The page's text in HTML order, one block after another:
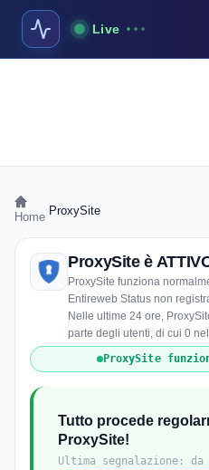
Live
Home ProxySite
ProxySite è
ProxySite funziona
Entireweb Status non
Nelle ultime 24 ore,
parte degli utenti, di cui 0
ProxySite
Tutto procede
ProxySite!
Ultima segnalazione: